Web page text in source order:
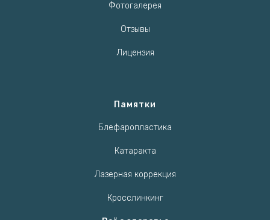
Фотогалерея
Отзывы
Лицензия
Памятки
Блефаропластика
Катаракта
Лазерная коррекция
Кросслинкинг